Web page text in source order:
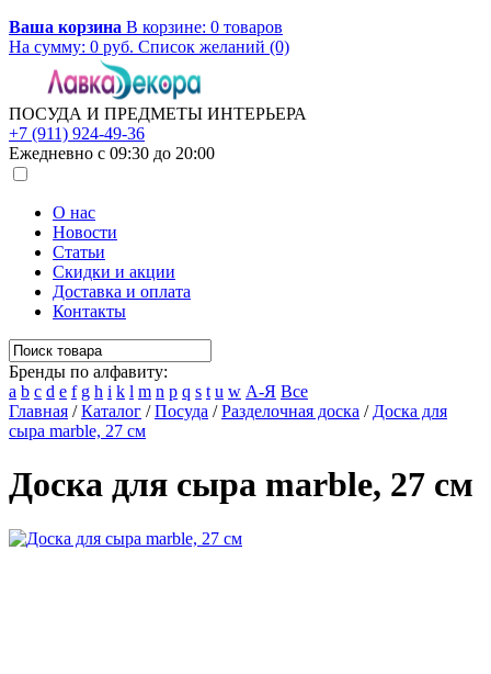
Ваша корзина В корзине: 0 товаров
На сумму: 0 руб. Список желаний (0)
ПОСУДА И ПРЕДМЕТЫ ИНТЕРЬЕРА
+7 (911) 924-49-36
Ежедневно с 09:30 до 20:00
О нас
Новости
Статьи
Скидки и акции
Доставка и оплата
Контакты
Бренды по алфавиту:
a b c d e f g h i k l m n p q s t u w А-Я Все
Главная /Каталог /Посуда /Разделочная доска / Доска для
сыра marble, 27 см
Доска для сыра marble, 27 см